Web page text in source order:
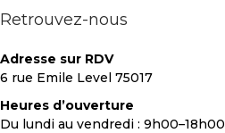
Retrouvez-nous
Adresse sur RDV
6 rue Emile Level 75017
Heures d’ouverture
Du lundi au vendredi : 9h00–18h00